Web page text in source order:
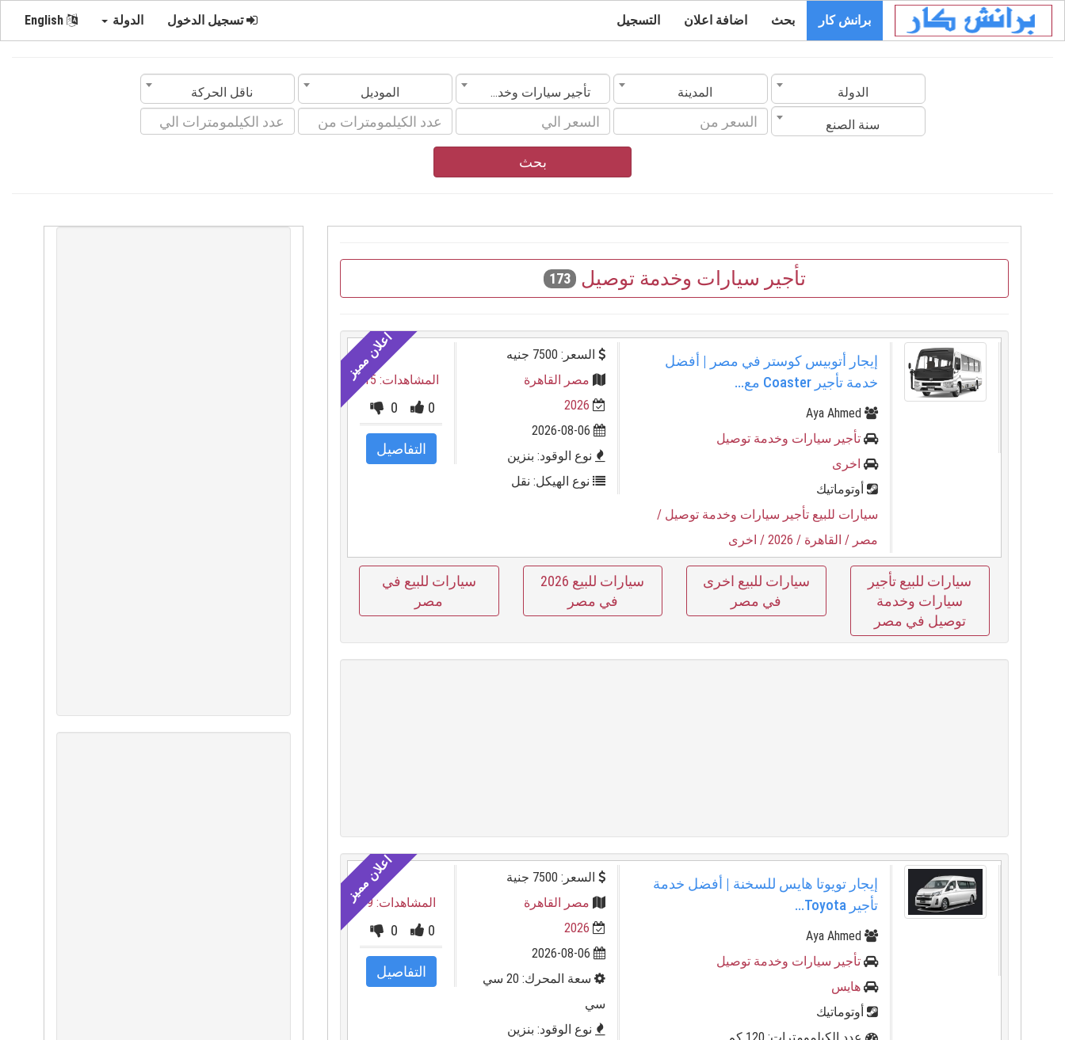
برانش كار بحث اضافة اعلان التسجيل تسجيل الدخول الدولة
الدولة المدينة تأجير سيارات وخدمة توصيل الموديل ناقل الحركة
سنة الصنع
بحث
تأجير سيارات وخدمة توصيل 173
إيجار أتوبيس كوستر في مصر | أفضل
خدمة تأجير Coaster مع...
تأجير سيارات وخدمة توصيل
اخرى
أوتوماتيك
سيارات للبيع تأجير سيارات وخدمة توصيل /
مصر / القاهرة / 2026 / اخرى
السعر: 7500 جنيه
مصر القاهرة
2026
2026-08-06
نوع الوقود: بنزين
نوع الهيكل: نقل
المشاهدات: 15
0
0
التفاصيل
سيارات للبيع تأجير
سيارات وخدمة
توصيل في مصر
سيارات للبيع اخرى
في مصر
سيارات للبيع 2026
في مصر
سيارات للبيع في
مصر
إيجار تويوتا هايس للسخنة | أفضل خدمة
تأجير Toyota...
تأجير سيارات وخدمة توصيل
هايس
أوتوماتيك
السعر: 7500 جنية
مصر القاهرة
2026
2026-08-06
سعة المحرك: 20 سي
سي
نوع الوقود: بنزين
المشاهدات: 9
0
0
التفاصيل